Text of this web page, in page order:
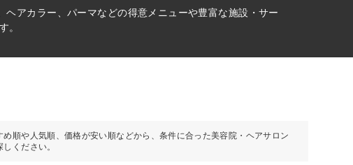
アカラー、パーマなどの得意メニューや豊富な施設・サー
。
め順や人気順、価格が安い順などから、条件に合った美容院・ヘアサロン
しください。